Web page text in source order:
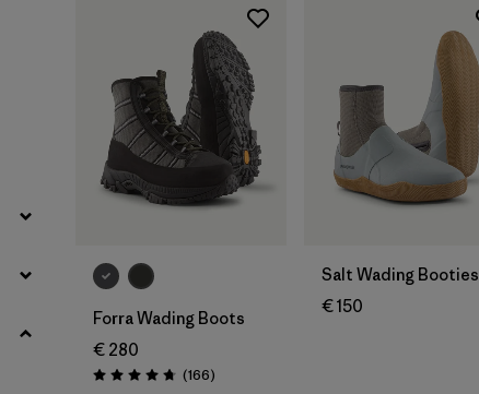
Forra Wading Boots
€ 280
Bewertung: 4.7 / 5
(166Rezensionen
)
Salt Wading Booties
€ 150